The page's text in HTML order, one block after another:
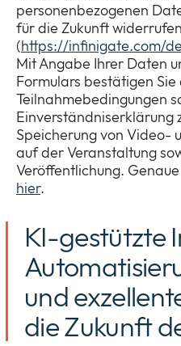
personenbezogenen
für die Zukunft
(https://infinigate.com/
Mit Angabe Ihrer Daten
Formulars bestätigen Sie
Teilnahmebedingungen
Einverständniserklärung
Speicherung von Video-
auf der Veranstaltung
Veröffentlichung.
hier.
KI-gestützte
und
die Zukunft